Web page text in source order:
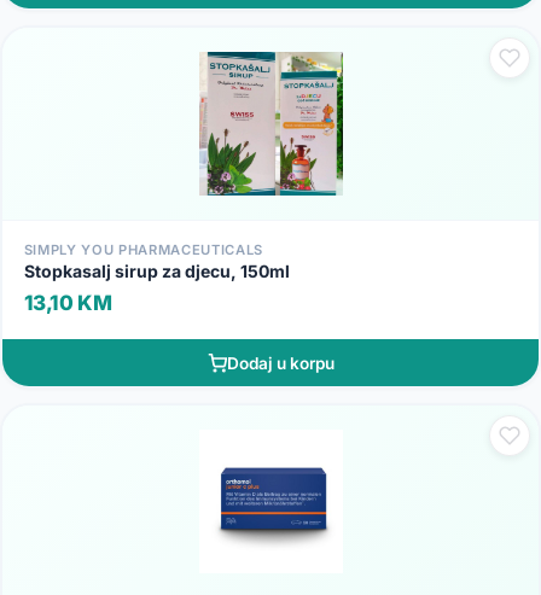
SIMPLY YOU PHARMACEUTICALS
Stopkasalj sirup za djecu, 150ml
13,10 KM
Dodaj u korpu